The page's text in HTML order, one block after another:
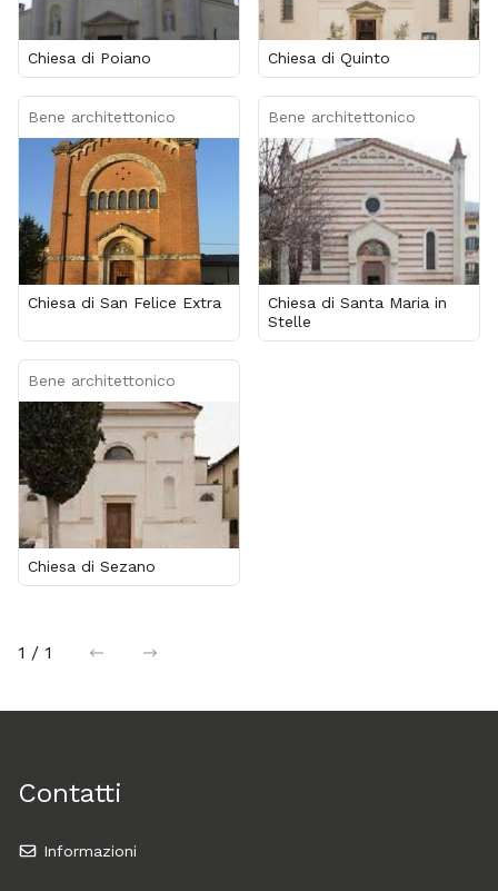
Chiesa di Poiano Chiesa di Quinto
Bene architettonico
Chiesa di San Felice Extra
Bene architettonico
Chiesa di Santa Maria in
Stelle
Bene architettonico
Chiesa di Sezano
1 / 1 precedentesuccessiva
Contatti
Informazioni